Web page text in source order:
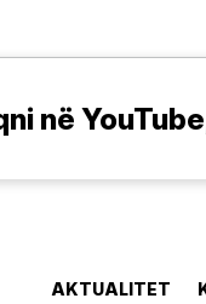
në
AKTUALITET